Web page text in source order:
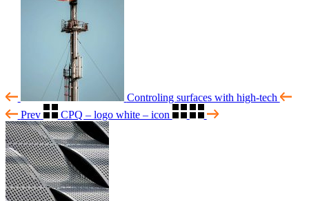
Controling surfaces with high-tech
Prev
CPQ – logo white – icon